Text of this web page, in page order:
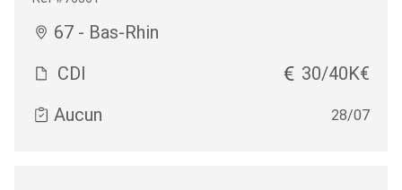
67 - Bas-Rhin
CDI
30/40K€
Aucun
28/07